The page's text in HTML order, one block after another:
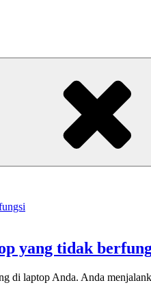
yang tidak
di laptop Anda. Anda